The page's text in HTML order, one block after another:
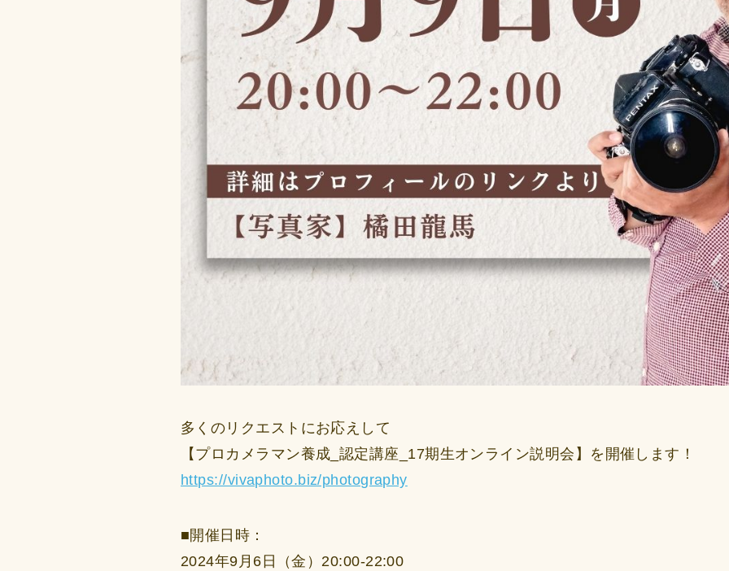
多くのリクエストにお応えして
【プロカメラマン養成_認定講座_17期生オンライン説明会】を開催します！
https://vivaphoto.biz/photography
■開催日時：
2024年9月6日（金）20:00-22:00